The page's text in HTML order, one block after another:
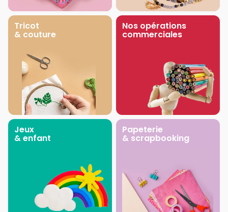
Tricot
& couture
Nos opérations
commerciales
Jeux
& enfant
Papeterie
& scrapbooking